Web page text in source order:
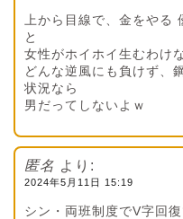
上から目線で、金をやる
と
女性がホイホイ生むわけ
どんな逆風にも負けず、
状況なら
男だってしないよｗ
匿名 より:
2024年5月11日 15:19
シン・両班制度でV字回復